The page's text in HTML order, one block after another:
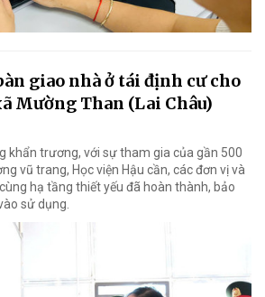
giao nhà ở tái định cư cho
Mường Than (Lai Châu)
khẩn trương, với sự tham gia của gần 500
vũ trang, Học viện Hậu cần, các đơn vị và
hạ tầng thiết yếu đã hoàn thành, bảo
sử dụng.